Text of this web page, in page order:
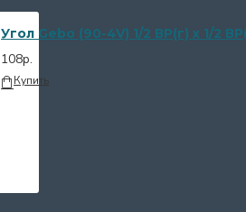
Угол Gebo (90-4V) 1/2 ВР(г) х 1/2
108р.
Купить